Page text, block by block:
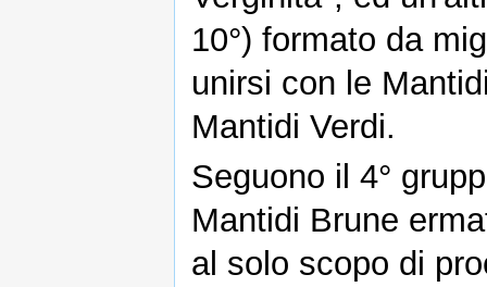
10°) formato da
unirsi con le
Mantidi Verdi.
Seguono il 4°
Mantidi Brune
al solo scopo di